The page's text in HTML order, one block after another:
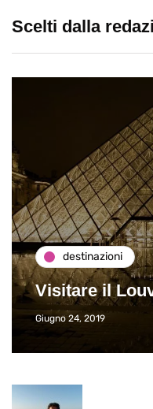
Scelti dalla
destinazioni
Visitare il
Giugno 24, 2019